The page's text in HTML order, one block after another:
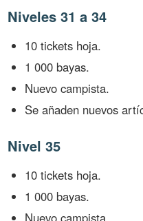
Niveles 31 a 34
10 tickets hoja.
1 000 bayas.
Nuevo campista.
Se añaden nuevos
Nivel 35
10 tickets hoja.
1 000 bayas.
Nuevo campista.